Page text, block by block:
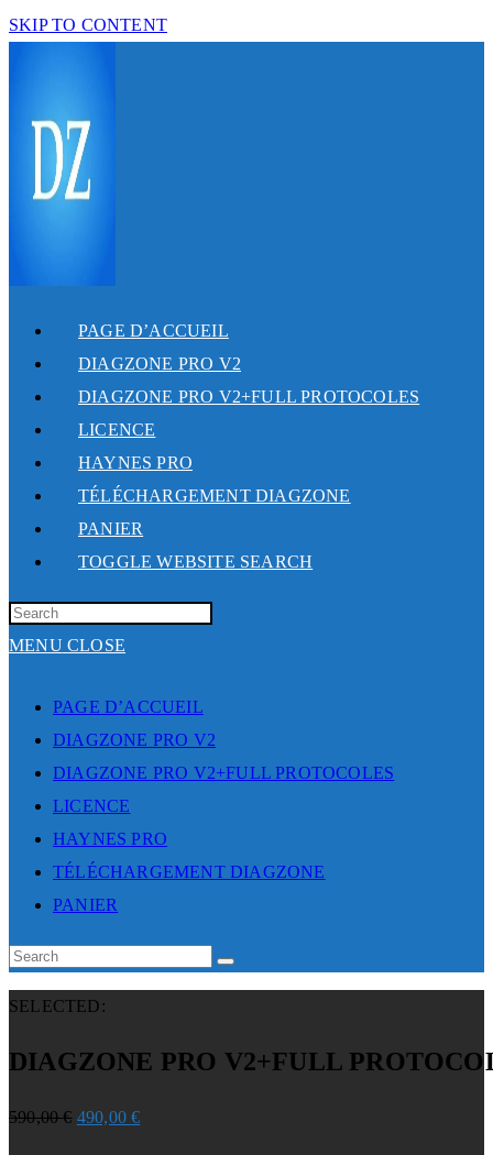
SKIP TO CONTENT
PAGE D’ACCUEIL
DIAGZONE PRO V2
DIAGZONE PRO V2+FULL PROTOCOLES
LICENCE
HAYNES PRO
TÉLÉCHARGEMENT DIAGZONE
PANIER
TOGGLE WEBSITE SEARCH
MENU CLOSE
PAGE D’ACCUEIL
DIAGZONE PRO V2
DIAGZONE PRO V2+FULL PROTOCOLES
LICENCE
HAYNES PRO
TÉLÉCHARGEMENT DIAGZONE
PANIER
SELECTED:
DIAGZONE PRO V2+FULL
590,00€ 490,00€